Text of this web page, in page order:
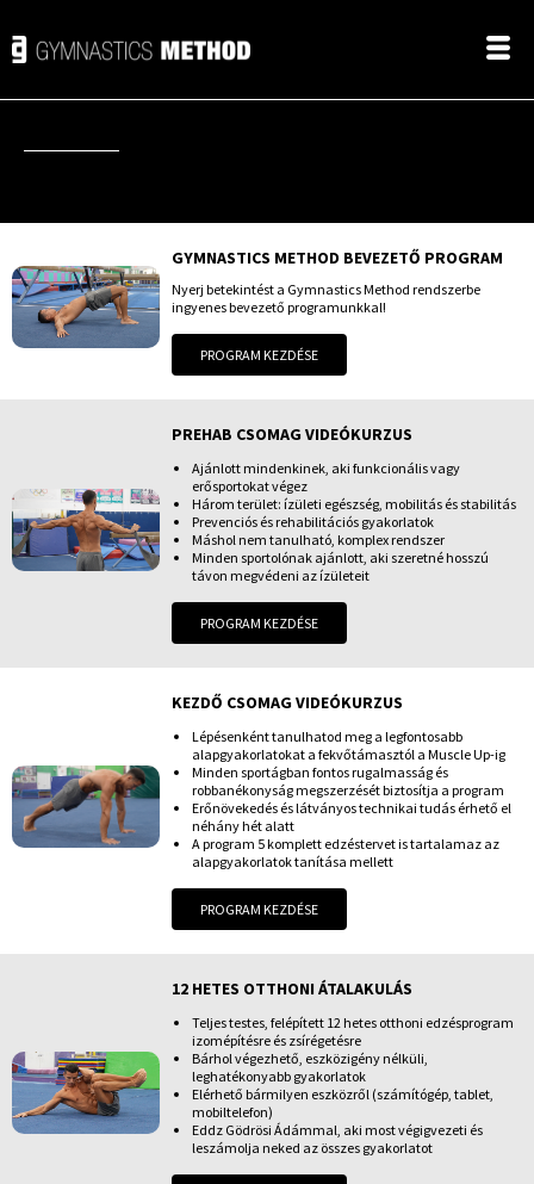
GYMNASTICS METHOD BEVEZETŐ PROGRAM
Nyerj betekintést a Gymnastics Method rendszerbe
ingyenes bevezető programunkkal!
PROGRAM KEZDÉSE
PREHAB CSOMAG VIDEÓKURZUS
Ajánlott mindenkinek, aki funkcionális vagy
erősportokat végez
Három terület: ízületi egészség, mobilitás és stabilitás
Prevenciós és rehabilitációs gyakorlatok
Máshol nem tanulható, komplex rendszer
Minden sportolónak ajánlott, aki szeretné hosszú
távon megvédeni az ízületeit
PROGRAM KEZDÉSE
KEZDŐ CSOMAG VIDEÓKURZUS
Lépésenként tanulhatod meg a legfontosabb
alapgyakorlatokat a fekvőtámasztól a Muscle Up-ig
Minden sportágban fontos rugalmasság és
robbanékonyság megszerzését biztosítja a program
Erőnövekedés és látványos technikai tudás érhető el
néhány hét alatt
A program 5 komplett edzéstervet is tartalamaz az
alapgyakorlatok tanítása mellett
PROGRAM KEZDÉSE
12 HETES OTTHONI ÁTALAKULÁS
Teljes testes, felépített 12 hetes otthoni edzésprogram
izomépítésre és zsírégetésre
Bárhol végezhető, eszközigény nélküli,
leghatékonyabb gyakorlatok
Elérhető bármilyen eszközről (számítógép, tablet,
mobiltelefon)
Eddz Gödrösi Ádámmal, aki most végigvezeti és
leszámolja neked az összes gyakorlatot